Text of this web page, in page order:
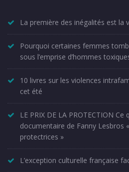
La première des inégalités est la
Pourquoi certaines femmes
sous l’emprise d’hommes
10 livres sur les violences
cet été
LE PRIX DE LA PROTECTION
documentaire de Fanny Lesbros
protectrices »
L’exception culturelle française